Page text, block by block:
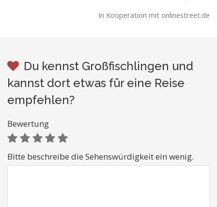
In Kooperation mit onlinestreet.de
Du kennst Großfischlingen und
kannst dort etwas für eine Reise
empfehlen?
Bewertung
Bitte beschreibe die Sehenswürdigkeit ein wenig.